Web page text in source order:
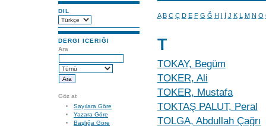
DIL
DERGI ICERIĞI
Ara
Göz at
Sayılara Göre
Yazara Göre
Başlığa Göre
A B C Ç D E F G Ğ H I İ J K L M N O
T
TOKAY, Begüm
TOKER, Ali
TOKER, Mustafa
TOKTAŞ PALUT, Peral
TOLGA, Abdullah Çağrı